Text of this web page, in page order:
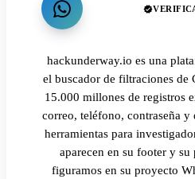
hackunderway.io es una
el buscador de filtraciones
15.000 millones de registros
correo, teléfono, contraseña
herramientas para
aparecen en su footer y su
figuramos en su proyecto